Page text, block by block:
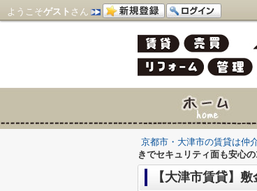
ようこそゲスト さん
京都市・大津市の賃貸は仲
きでセキュリティ面も安心
【大津市賃貸】